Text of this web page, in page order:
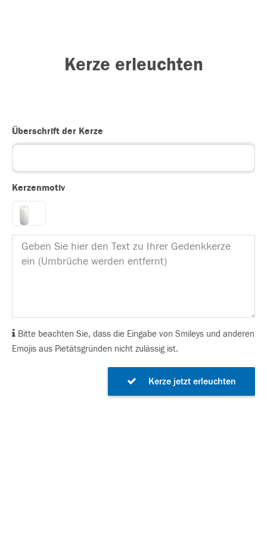
Kerze erleuchten
Überschrift der Kerze
Kerzenmotiv
Bitte beachten Sie, dass die Eingabe von Smileys und anderen
Emojis aus Pietätsgründen nicht zulässig ist.
Kerze jetzt erleuchten